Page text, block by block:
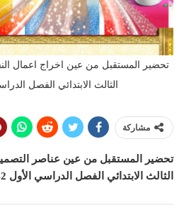
تحضير المستقبل من عين اخراج اعمال
الثالث الابتدائي الفصل الدراسي
مشاركة
تحضير المستقبل من عين عناصر
الثالث الابتدائي الفصل الدراسي الأول 1442 هـ